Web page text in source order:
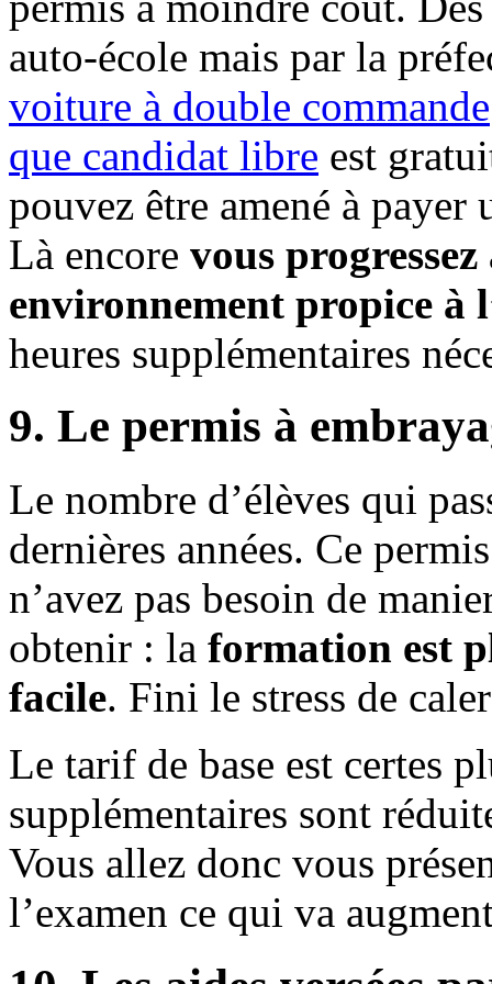
auto-école mais par la
voiture à double commande
que candidat libre est
pouvez être amené à
Là encore vous
environnement propice à
heures supplémentaires
9. Le permis à
Le nombre d’élèves qui
dernières années. Ce
n’avez pas besoin de
obtenir : la formation est
facile. Fini le stress de
Le tarif de base est certes
supplémentaires sont
Vous allez donc vous
l’examen ce qui va